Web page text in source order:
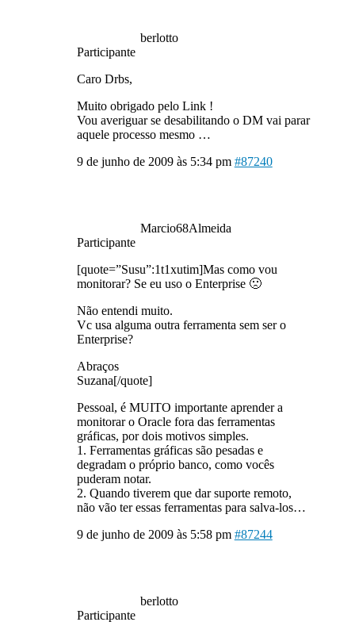
berlotto
Participante
Caro Drbs,
Muito obrigado pelo Link !
Vou averiguar se desabilitando o DM vai parar
aquele processo mesmo …
9 de junho de 2009 às 5:34 pm #87240
Marcio68Almeida
Participante
[quote=”Susu”:1t1xutim]Mas como vou
monitorar? Se eu uso o Enterprise 🙁
Não entendi muito.
Vc usa alguma outra ferramenta sem ser o
Enterprise?
Abraços
Suzana[/quote]
Pessoal, é MUITO importante aprender a
monitorar o Oracle fora das ferramentas
gráficas, por dois motivos simples.
1. Ferramentas gráficas são pesadas e
degradam o próprio banco, como vocês
puderam notar.
2. Quando tiverem que dar suporte remoto,
não vão ter essas ferramentas para salva-los…
9 de junho de 2009 às 5:58 pm #87244
berlotto
Participante